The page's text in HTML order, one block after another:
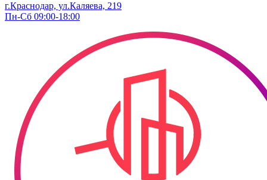
г.Краснодар, ул.Каляева, 219
Пн-Сб 09:00-18:00